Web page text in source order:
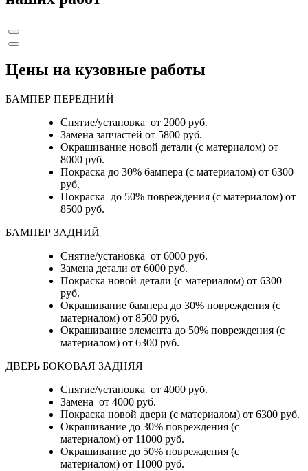
Цены на кузовные работы
БАМПЕР ПЕРЕДНИЙ
Снятие/установка от 2000 руб.
Замена запчастей от 5800 руб.
Окрашивание новой детали (с материалом) от
8000 руб.
Покраска до 30% бампера (с материалом) от 6300
руб.
Покраска до 50% повреждения (с материалом) от
8500 руб.
БАМПЕР ЗАДНИЙ
Снятие/установка от 6000 руб.
Замена детали от 6000 руб.
Покраска новой детали (с материалом) от 6300
руб.
Окрашивание бампера до 30% повреждения (с
материалом) от 8500 руб.
Окрашивание элемента до 50% повреждения (с
материалом) от 6300 руб.
ДВЕРЬ БОКОВАЯ ЗАДНЯЯ
Снятие/установка от 4000 руб.
Замена от 4000 руб.
Покраска новой двери (с материалом) от 6300 руб.
Окрашивание до 30% повреждения (с
материалом) от 11000 руб.
Окрашивание до 50% повреждения (с
материалом) от 11000 руб.